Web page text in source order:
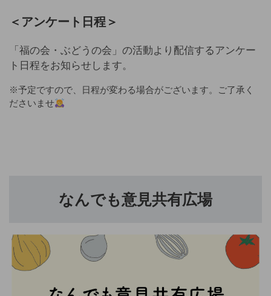
＜アンケート日程＞
「福の会・ぶどうの会」の活動より配信するアンケー
ト日程をお知らせします。
※予定ですので、日程が変わる場合がございます。ご了承く
ださいませ
なんでも意見共有広場